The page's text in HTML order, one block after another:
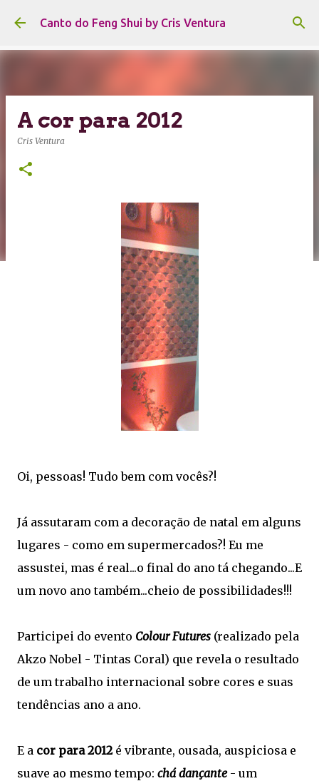
Pular para o conteúdo principal
Canto do Feng Shui by Cris Ventura
A cor para 2012
Cris Ventura
Oi, pessoas! Tudo bem com vocês?!
Já assutaram com a decoração de natal em alguns
lugares - como em supermercados?! Eu me
assustei, mas é real...o final do ano tá chegando...E
um novo ano também...cheio de possibilidades!!!
Participei do evento Colour Futures (realizado pela
Akzo Nobel - Tintas Coral) que revela o resultado
de um trabalho internacional sobre cores e suas
tendências ano a ano.
E a cor para 2012é vibrante, ousada, auspiciosa e
suave ao mesmo tempo: chá dançante - um